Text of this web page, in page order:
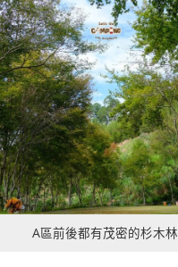
A區前後都有茂密的杉木林